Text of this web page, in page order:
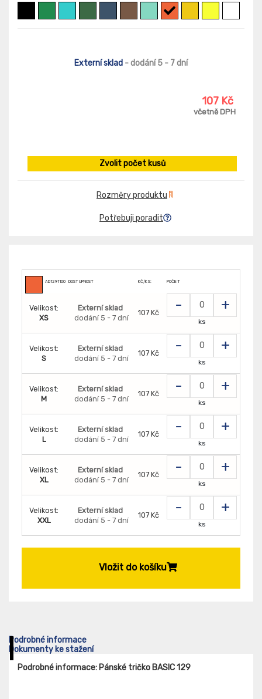
Externí sklad - dodání 5 - 7 dní
107 Kč
včetně DPH
Zvolit počet kusů
Rozměry produktu
Potřebuji poradit
AD1291100 DOSTUPNOST KČ/KS: POČET
Velikost:
XS
Externí sklad
dodání 5 - 7 dní
107 Kč - +
ks
Velikost:
S
Externí sklad
dodání 5 - 7 dní
107 Kč - +
ks
Velikost:
M
Externí sklad
dodání 5 - 7 dní
107 Kč - +
ks
Velikost:
L
Externí sklad
dodání 5 - 7 dní
107 Kč - +
ks
Velikost:
XL
Externí sklad
dodání 5 - 7 dní
107 Kč - +
ks
Velikost:
XXL
Externí sklad
dodání 5 - 7 dní
107 Kč - +
ks
Vložit do košíku
Podrobné informace
Dokumenty ke stažení
Podrobné informace: Pánské tričko BASIC 129